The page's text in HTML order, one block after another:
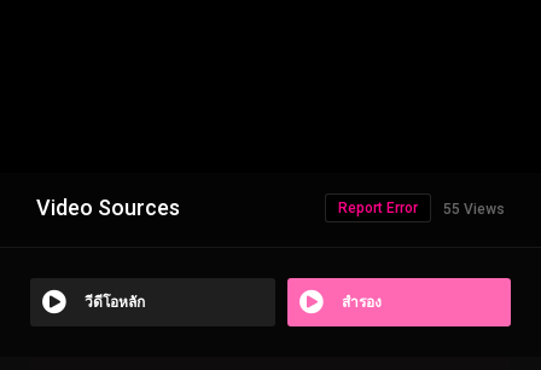
Video Sources 55 Views
Report Error
วีดีโอหลัก สำรอง